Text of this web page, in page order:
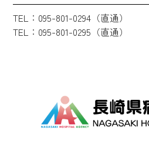
TEL：095-801-0294（直通）
TEL：095-801-0295（直通）